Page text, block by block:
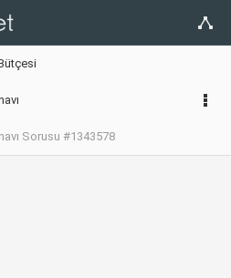
Sorusu #1343578